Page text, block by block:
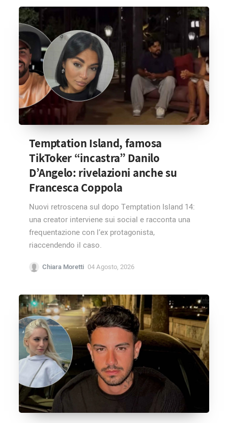
Temptation Island, famosa
TikToker “incastra” Danilo
D’Angelo: rivelazioni anche su
Francesca Coppola
Nuovi retroscena sul dopo Temptation Island 14:
una creator interviene sui social e racconta una
frequentazione con l’ex protagonista,
riaccendendo il caso.
Chiara Moretti 04 Agosto, 2026